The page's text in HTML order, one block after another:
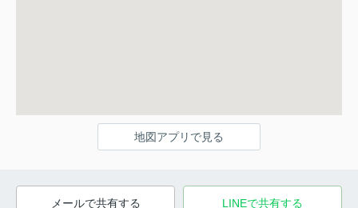
地図アプリで見る
メールで共有する LINEで共有する